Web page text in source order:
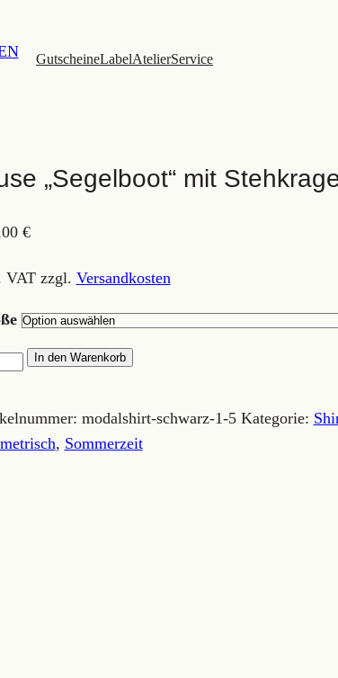
GutscheineLabelAtelierService
„Segelboot“ mit
€
VAT zzgl. Versandkosten
In den Warenkorb
modalshirt-schwarz-1-5 Kategorie:
, Sommerzeit